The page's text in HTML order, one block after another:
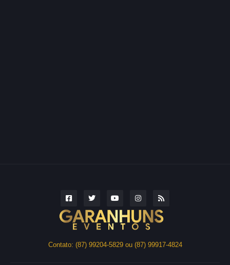
Contato: (87) 99204-5829 ou (87) 99917-4824